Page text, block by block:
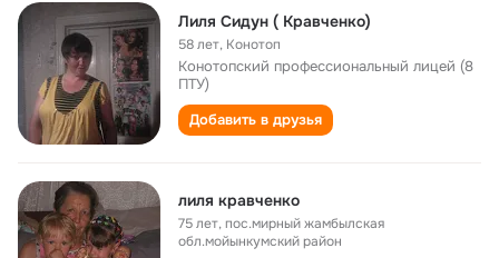
Лиля Сидун ( Кравченко)
58 лет, Конотоп
Конотопский профессиональный лицей (8
ПТУ)
Добавить в друзья
лиля кравченко
75 лет,пос.мирный жамбылская
обл.мойынкумский район